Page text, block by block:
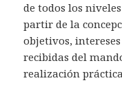
de todos los
partir de la
objetivos,
recibidas del
realización